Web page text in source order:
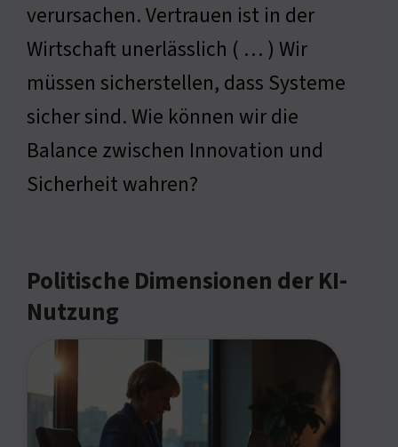
verursachen. Vertrauen ist in der
Wirtschaft unerlässlich ( … ) Wir
müssen sicherstellen, dass Systeme
sicher sind. Wie können wir die
Balance zwischen Innovation und
Sicherheit wahren?
Politische Dimensionen der KI-
Nutzung